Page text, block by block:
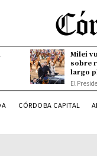
Milei
sobre
largo
El
CÓRDOBA CAPITAL